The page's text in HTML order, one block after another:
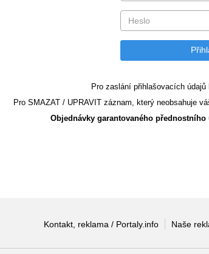
Pro zaslání přihlašovacích údajů
Pro SMAZAT / UPRAVIT záznam, který neobsahuje
Objednávky garantovaného
Kontakt, reklama / Portaly.info Naše